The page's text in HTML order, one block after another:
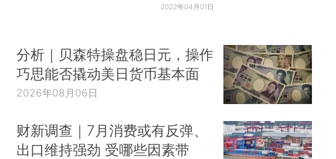
2022年04月01日
分析｜贝森特操盘稳日元，操作
巧思能否撬动美日货币基本面
2026年08月06日
财新调查｜7月消费或有反弹、
出口维持强劲 受哪些因素带